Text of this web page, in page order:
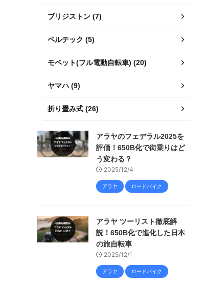
ブリジストン (7)
ペルテック (5)
モペット(フル電動自転車) (20)
ヤマハ (9)
折り畳み式 (26)
アラヤのフェデラル2025を
評価！650B化で街乗りはど
う変わる？
2025/12/4
アラヤ ロードバイク
アラヤ ツーリスト徹底解
説！650B化で進化した日本
の旅自転車
2025/12/1
アラヤ ロードバイク